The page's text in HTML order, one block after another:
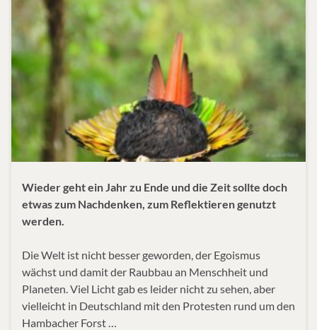
Wieder geht ein Jahr zu Ende und die Zeit sollte doch
etwas zum Nachdenken, zum Reflektieren genutzt
werden.
Die Welt ist nicht besser geworden, der Egoismus
wächst und damit der Raubbau an Menschheit und
Planeten. Viel Licht gab es leider nicht zu sehen, aber
vielleicht in Deutschland mit den Protesten rund um den
Hambacher Forst …